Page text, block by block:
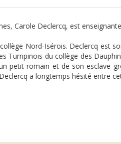
Carole Declercq, est
Nord-Isérois. Declercq est
Turripinois du collège des
petit romain et de son esclave
a longtemps hésité entre